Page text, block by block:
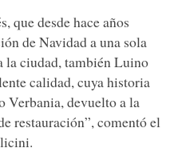
que desde hace años
de Navidad a una sola
la ciudad, también Luino
calidad, cuya historia
Verbania, devuelto a la
restauración”, comentó el